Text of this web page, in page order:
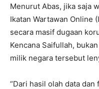
Menurut Abas, jika saja
Ikatan Wartawan Online
secara masif dugaan
Kencana Saifullah,
milik negara tersebut
“Dari hasil olah data